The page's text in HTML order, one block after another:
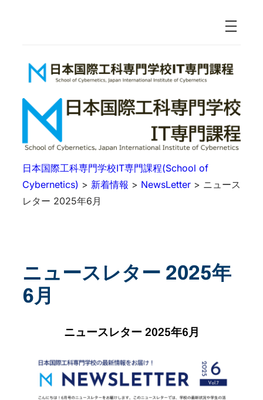
日本国際工科専門学校IT専門課程(School of
Cybernetics) > 新着情報 > NewsLetter > ニュース
レター 2025年6月
ニュースレター 2025年
6月
ニュースレター 2025年6月